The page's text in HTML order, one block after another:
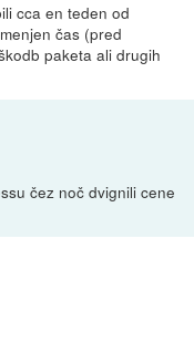
cca en teden od
čas (pred
paketa ali drugih
čez noč dvignili cene